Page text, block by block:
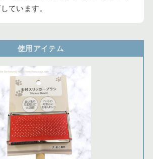
ています。
使用アイテム